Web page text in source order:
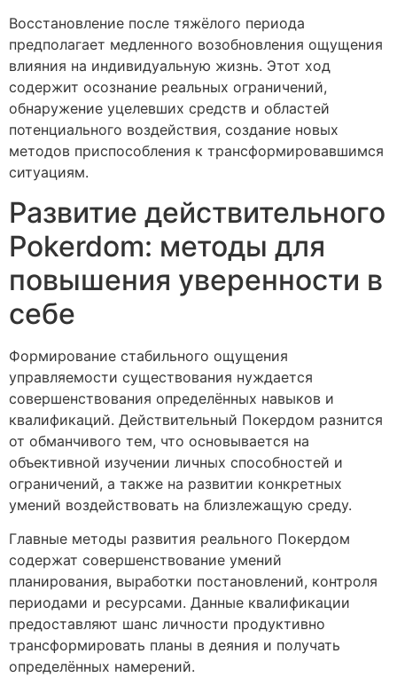
Восстановление после тяжёлого периода
предполагает медленного возобновления ощущения
влияния на индивидуальную жизнь. Этот ход
содержит осознание реальных ограничений,
обнаружение уцелевших средств и областей
потенциального воздействия, создание новых
методов приспособления к трансформировавшимся
ситуациям.
Развитие действительного
Pokerdom: методы для
повышения уверенности в
себе
Формирование стабильного ощущения
управляемости существования нуждается
совершенствования определённых навыков и
квалификаций. Действительный Покердом разнится
от обманчивого тем, что основывается на
объективной изучении личных способностей и
ограничений, а также на развитии конкретных
умений воздействовать на близлежащую среду.
Главные методы развития реального Покердом
содержат совершенствование умений
планирования, выработки постановлений, контроля
периодами и ресурсами. Данные квалификации
предоставляют шанс личности продуктивно
трансформировать планы в деяния и получать
определённых намерений.